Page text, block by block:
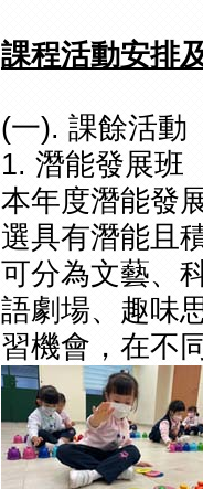
課程活動安排
(一). 課餘活動
1. 潛能發展班
本年度潛能發
選具有潛能且
可分為文藝、
語劇場、趣味
習機會，在不